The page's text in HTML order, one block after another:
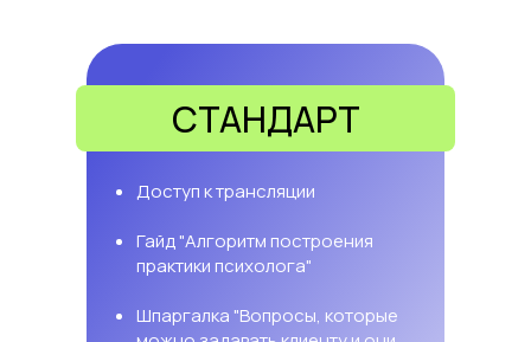
Доступ к трансляции
Гайд "Алгоритм построения
практики психолога"
Шпаргалка "Вопросы, которые
СТАНДАРТ